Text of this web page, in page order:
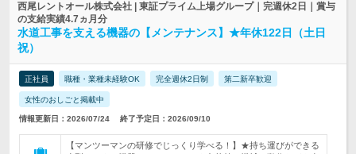
西尾レントオール株式会社 | 東証プライム上場グループ｜完週休2日｜賞与
の支給実績4.7ヵ月分
水道工事を支える機器の【メンテナンス】★年休122日（土日
祝）
正社員 職種・業種未経験OK 完全週休2日制 第二新卒歓迎
女性のおしごと掲載中
情報更新日：2026/07/24 終了予定日：2026/09/10
【マンツーマンの研修でじっくり学べる！】★持ち運びができる